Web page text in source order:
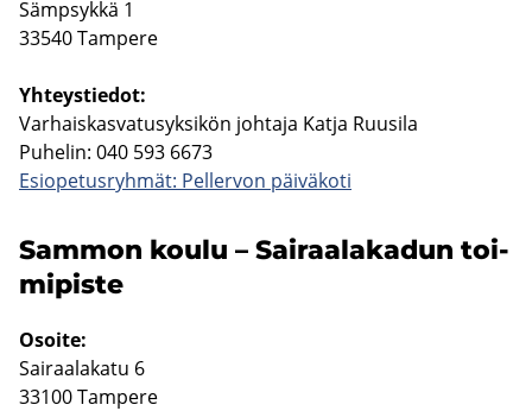
Sämp­syk­kä 1
33540 Tam­pe­re
Yh­teys­tie­dot:
Var­hais­kas­va­tusyk­si­kön joh­ta­ja Katja Ruusi­la
Pu­he­lin: 040 593 6673
Esio­pe­tus­ryh­mät: Pel­ler­von päi­vä­ko­ti
Sam­mon koulu – Sai­raa­la­ka­dun toi­
mi­pis­te
Osoi­te:
Sai­raa­la­ka­tu 6
33100 Tam­pe­re